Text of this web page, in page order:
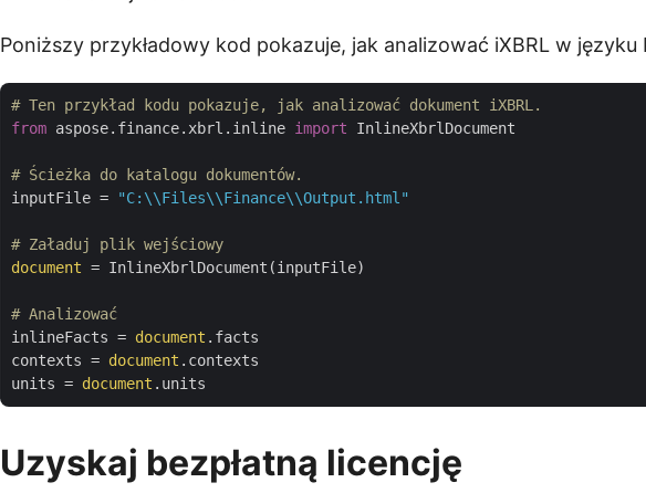
Poniższy przykładowy kod pokazuje, jak analizować iXBRL w języku
# Ten przykład kodu pokazuje, jak analizować dokument iXBRL.
from aspose.finance.xbrl.inline import InlineXbrlDocument
# Ścieżka do katalogu dokumentów.
inputFile =
"C:\\Files\\Finance\\Output.html"
# Załaduj plik wejściowy
document = InlineXbrlDocument(inputFile)
# Analizować
inlineFacts = document .facts
contexts = document .contexts
units = document
Uzyskaj bezpłatną licencję